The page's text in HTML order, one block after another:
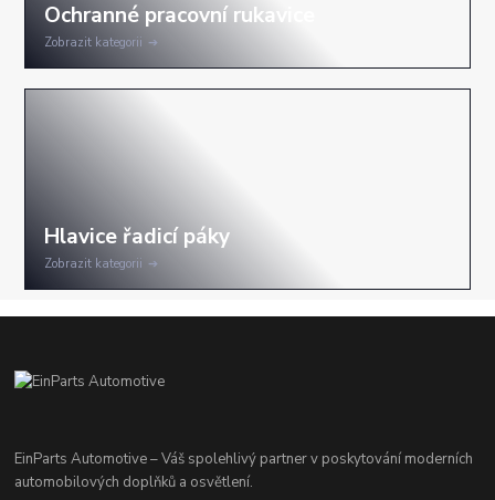
Zobrazit kategorii
Zobrazit kategorii
EinParts Automotive – Váš spolehlivý partner v poskytování moderních
automobilových doplňků a osvětlení.